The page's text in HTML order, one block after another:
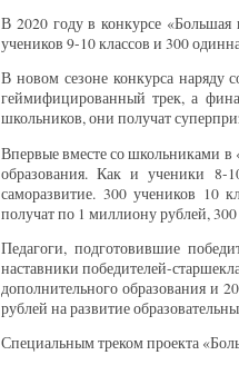
В 2020 году в конкурсе «Большая
учеников 9-10 классов и 300
В новом сезоне конкурса наряду
геймифицированный трек, а
школьников, они получат
Впервые вместе со школьниками в
образования. Как и ученики 8-
саморазвитие. 300 учеников 10
получат по 1 миллиону рублей,
Педагоги, подготовившие
наставники победителей-
дополнительного образования и
рублей на развитие
Специальным треком проекта